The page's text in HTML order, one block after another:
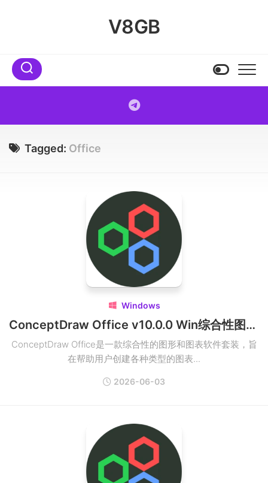
V8GB
Tagged: Office
 Windows
ConceptDraw Office v10.0.0 Win综合性图形和图表软件套装
ConceptDraw Office是一款综合性的图形和图表软件套装，旨
在帮助用户创建各种类型的图表...
2026-06-03